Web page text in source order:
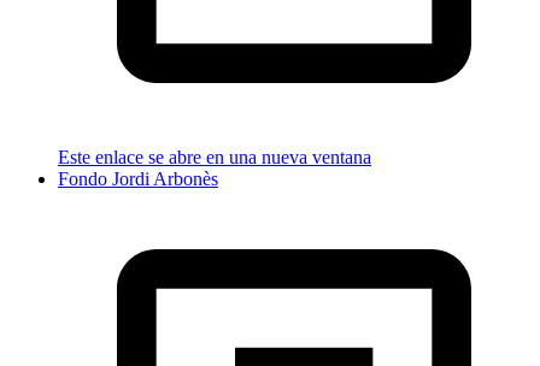
Este enlace se abre en una nueva ventana
Fondo Jordi Arbonès